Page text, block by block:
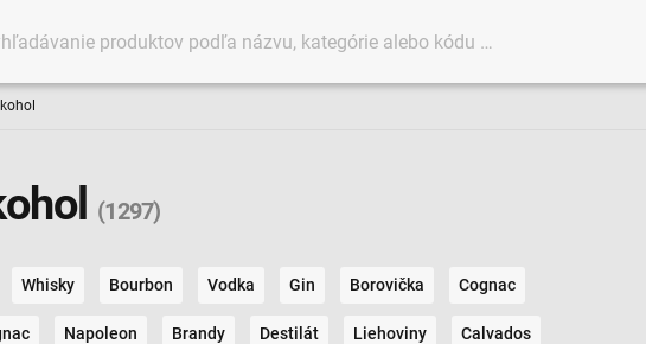
(1297)
Whisky Bourbon Vodka Gin Borovička Cognac
Napoleon Brandy Destilát Liehoviny Calvados